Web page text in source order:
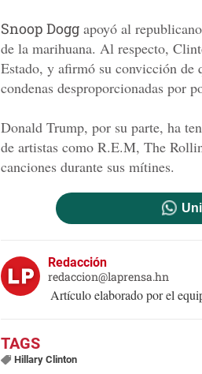
Snoop Dogg apoyó al
de la marihuana. Al respecto,
Estado, y afirmó su convicción de
condenas desproporcionadas por
Donald Trump, por su parte, ha
de artistas como R.E.M, The
canciones durante sus mítines.
Redacción
redaccion@laprensa.hn
Artículo elaborado por el
Hillary Clinton